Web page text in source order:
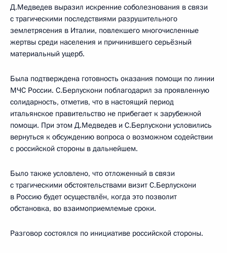
Д.Медведев выразил искренние соболезнования в связи
с трагическими последствиями разрушительного
землетрясения в Италии, повлекшего многочисленные
жертвы среди населения и причинившего серьёзный
материальный ущерб.
Была подтверждена готовность оказания помощи по линии
МЧС России. С.Берлускони поблагодарил за проявленную
солидарность, отметив, что в настоящий период
итальянское правительство не прибегает к зарубежной
помощи. При этом Д.Медведев и С.Берлускони условились
вернуться к обсуждению вопроса о возможном содействии
с российской стороны в дальнейшем.
Было также условлено, что отложенный в связи
с трагическими обстоятельствами визит С.Берлускони
в Россию будет осуществлён, когда это позволит
обстановка, во взаимоприемлемые сроки.
Разговор состоялся по инициативе российской стороны.